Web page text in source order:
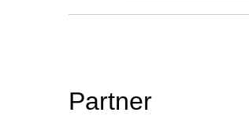
Partner